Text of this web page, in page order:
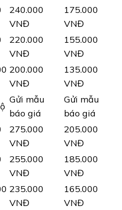
240.000
VNĐ
175.000
VNĐ
220.000
VNĐ
155.000
VNĐ
200.000
VNĐ
135.000
VNĐ
Gửi mẫu
báo giá
Gửi mẫu
báo giá
275.000
VNĐ
205.000
VNĐ
255.000
VNĐ
185.000
VNĐ
235.000
VNĐ
165.000
VNĐ